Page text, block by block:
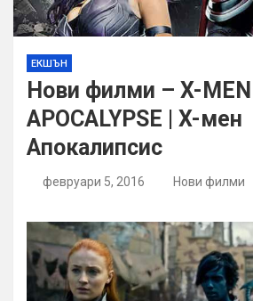
ЕКШЪН
Нови филми – X-MEN
APOCALYPSE | X-мен
Апокалипсис
февруари 5, 2016 Нови филми